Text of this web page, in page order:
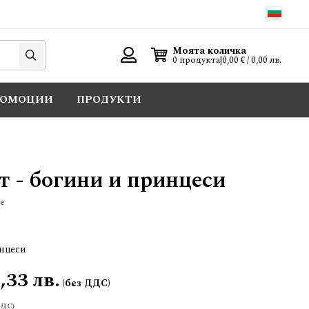
Търси
Моята количка
0 продукта|0,00 € / 0,00 лв.
ПРОДУКТИ
богини и принцеси
лв.